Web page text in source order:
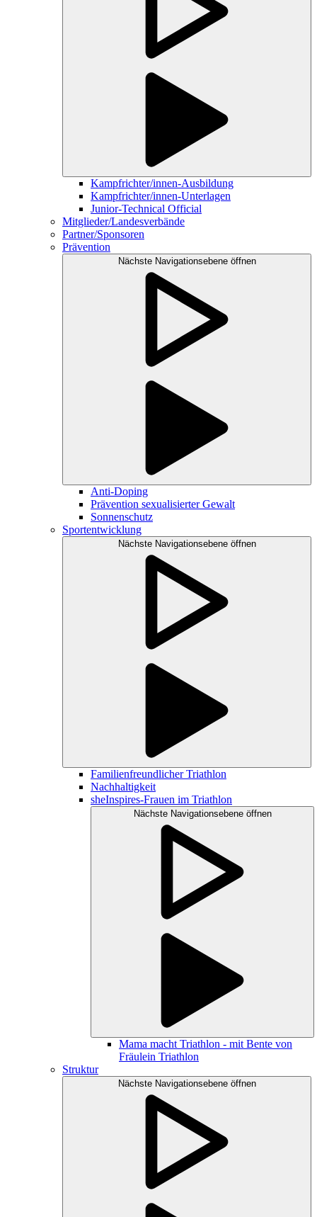
Kampfrichter/innen-Ausbildung
Kampfrichter/innen-Unterlagen
Junior-Technical Official
Mitglieder/Landesverbände
Partner/Sponsoren
Prävention
Nächste Navigationsebene öffnen
Anti-Doping
Prävention sexualisierter Gewalt
Sonnenschutz
Sportentwicklung
Nächste Navigationsebene öffnen
Familienfreundlicher Triathlon
Nachhaltigkeit
sheInspires-Frauen im Triathlon
Nächste Navigationsebene öffnen
Mama macht Triathlon - mit Bente von
Fräulein Triathlon
Struktur
Nächste Navigationsebene öffnen